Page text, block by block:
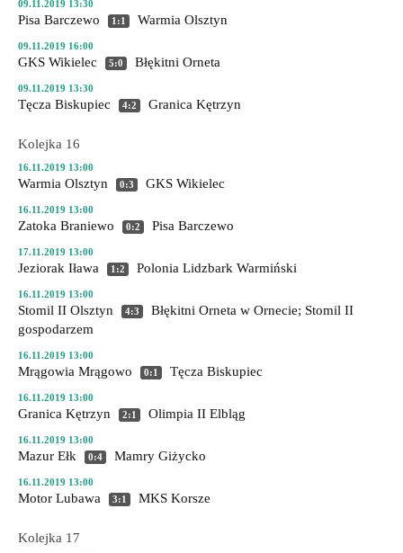
09.11.2019 13:30
Pisa Barczewo 1:1 Warmia Olsztyn
09.11.2019 16:00
GKS Wikielec 5:0 Błękitni Orneta
09.11.2019 13:30
Tęcza Biskupiec 4:2 Granica Kętrzyn
Kolejka 16
16.11.2019 13:00
Warmia Olsztyn 0:3 GKS Wikielec
16.11.2019 13:00
Zatoka Braniewo 0:2 Pisa Barczewo
17.11.2019 13:00
Jeziorak Iława 1:2 Polonia Lidzbark Warmiński
16.11.2019 13:00
Stomil II Olsztyn 4:3 Błękitni Orneta w Ornecie; Stomil II
gospodarzem
16.11.2019 13:00
Mrągowia Mrągowo 0:1 Tęcza Biskupiec
16.11.2019 13:00
Granica Kętrzyn 2:1 Olimpia II Elbląg
16.11.2019 13:00
Mazur Ełk 0:4 Mamry Giżycko
16.11.2019 13:00
Motor Lubawa 3:1 MKS Korsze
Kolejka 17